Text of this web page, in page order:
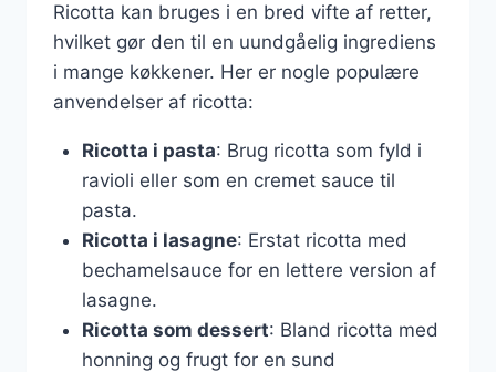
Ricotta kan bruges i en bred vifte af retter,
hvilket gør den til en uundgåelig ingrediens
i mange køkkener. Her er nogle populære
anvendelser af ricotta:
Ricotta i pasta: Brug ricotta som fyld i
ravioli eller som en cremet sauce til
pasta.
Ricotta i lasagne: Erstat ricotta med
bechamelsauce for en lettere version af
lasagne.
Ricotta som dessert: Bland ricotta med
honning og frugt for en sund